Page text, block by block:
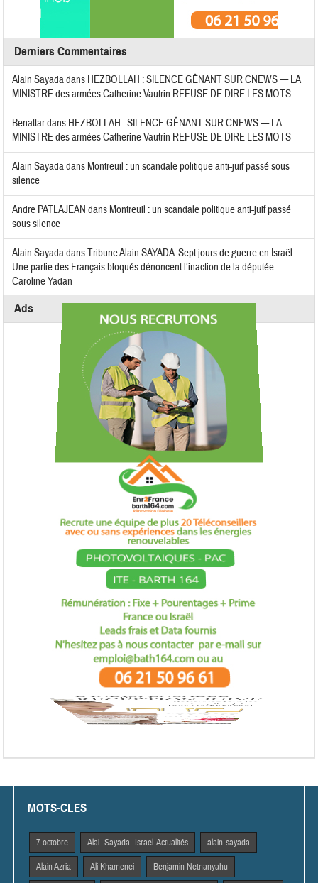
Derniers Commentaires
Alain Sayadadans HEZBOLLAH : SILENCE GÊNANT SUR CNEWS — LA
MINISTRE des armées Catherine Vautrin REFUSE DE DIRE LES MOTS
Benattardans HEZBOLLAH : SILENCE GÊNANT SUR CNEWS — LA
MINISTRE des armées Catherine Vautrin REFUSE DE DIRE LES MOTS
Alain Sayadadans Montreuil : un scandale politique anti-juif passé sous
silence
Andre PATLAJEAN dans Montreuil : un scandale politique anti-juif passé
sous silence
Alain SayadadansTribune Alain SAYADA :Sept jours de guerre en Israël :
Une partie des Français bloqués dénoncent l’inaction de la députée
Caroline Yadan
Ads
MOTS-CLES
7 octobre Alai- Sayada- Israel-Actualités alain-sayada
Alain Azria Ali Khamenei Benjamin Netnanyahu